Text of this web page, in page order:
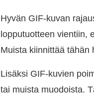
Hyvän GIF-kuvan
lopputuotteen vientiin,
Muista kiinnittää tähän
Lisäksi GIF-kuvien
tai muista muodoista.